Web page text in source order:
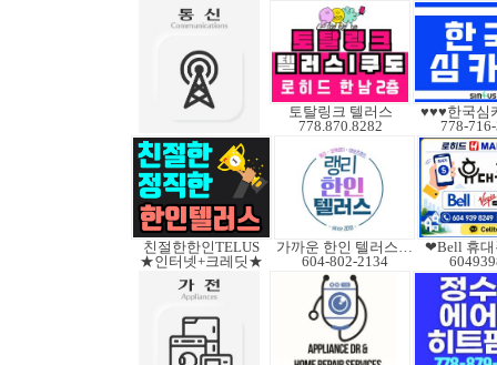
토탈링크 텔러스
778.870.8282
♥♥♥한국심
778-
친절한한인TELUS
★인터넷+크레딧★
가까운 한인 텔러스쿠도
604-802-2134
❤Bell 휴